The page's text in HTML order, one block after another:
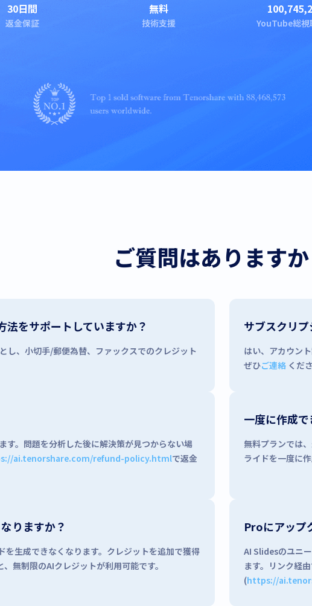
30日間
返金保証
無料
技術支援 YouTube総視
ご質問はありますか
をサポートしていますか？
し、小切手/郵便為替、ファックスでのクレジット
サブスクリ
はい、アカウン
ぜひご連絡 くだ
す。問題を分析した後に解決策が見つからない場
ai.tenorshare.com/refund-policy.htmlで返金
一度に作成
無料プランでは
ライドを一度に
りますか？
を生成できなくなります。クレジットを追加で獲得
無制限のAIクレジットが利用可能です。
Proにアップ
AI Slidesのユニ
ます。リンク経
(https://